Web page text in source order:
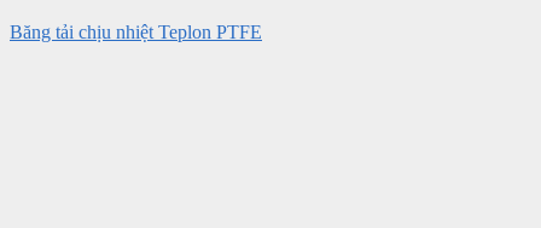
Băng tải chịu nhiệt Teplon PTFE